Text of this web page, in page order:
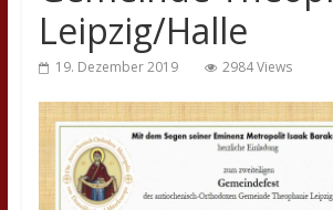
Leipzig/Halle
19. Dezember 2019 2984 Views